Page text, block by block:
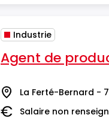
Industrie
Agent de
Lieu La Ferté-Bernard -
SalaireSalaire non